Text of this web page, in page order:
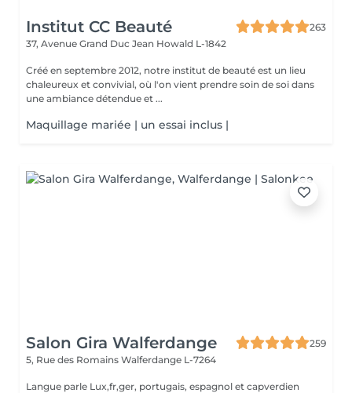
Institut CC Beauté
263
37, Avenue Grand Duc Jean Howald L-1842
Créé en septembre 2012, notre institut de beauté est un lieu
chaleureux et convivial, où l'on vient prendre soin de soi dans
une ambiance détendue et ...
Maquillage mariée | un essai inclus |
Salon Gira Walferdange
259
5, Rue des Romains Walferdange L-7264
Langue parle Lux,fr,ger, portugais, espagnol et capverdien